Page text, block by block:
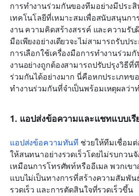
การทำงานร่วมกันของทีมอย่างมีประ
เทคโนโลยีที่เหมาะสมเพื่อสนับสนุนกา
งาน ความคิดสร้างสรรค์ และความรับ
มือเพียงอย่างเดียวจะไม่สามารถรับปร
การเลือกใช้เครื่องมือการทำงานร่วม
งานอย่างถูกต้องสามารถปรับปรุงวิธีที่
ร่วมกันได้อย่างมาก นี่คือหกประเภทข
ทำงานร่วมกันที่จำเป็นพร้อมเหตุผลว่า
1. แอปส่งข้อความและแชทแบบเรี
แอปส่งข้อความทันที ช่วยให้ทีมเชื่อม
ให้สนทนาอย่างรวดเร็วโดยไม่รบกวน
เหมือนการโทรศัพท์หรืออีเมล พวกเข
แบบไม่เป็นทางการที่สร้างความสัมพั
รวดเร็ว และการตัดสินใจที่รวดเร็วขึ้น